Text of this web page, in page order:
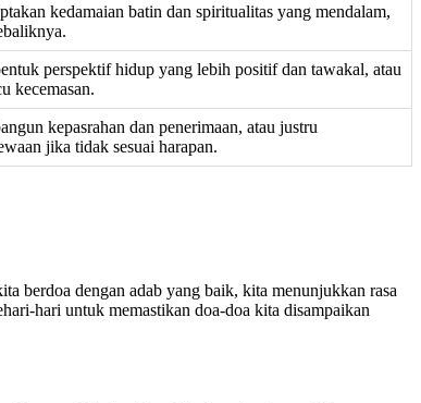
kedamaian batin dan spiritualitas yang mendalam,
perspektif hidup yang lebih positif dan tawakal, atau
kecemasan.
kepasrahan dan penerimaan, atau justru
jika tidak sesuai harapan.
berdoa dengan adab yang baik, kita menunjukkan rasa
hari untuk memastikan doa-doa kita disampaikan